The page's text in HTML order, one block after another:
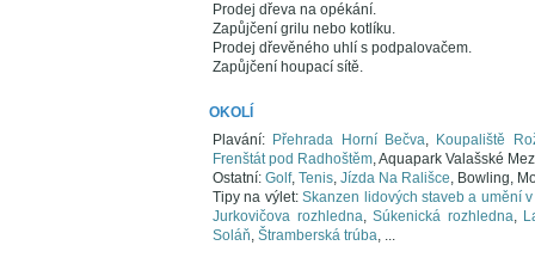
Prodej dřeva na opékání.
Zapůjčení grilu nebo kotlíku.
Prodej dřevěného uhlí s podpalovačem.
Zapůjčení houpací sítě.
OKOLÍ
Plavání: Přehrada Horní Bečva, Koupaliště
Frenštát pod Radhoštěm, Aquapark Valašské
Ostatní: Golf, Tenis, Jízda Na Rališce, Bowling,
Tipy na výlet:Skanzen lidových staveb a umění
Jurkovičova rozhledna,Súkenická rozhledna,
Soláň, Štramberská trúba, ...